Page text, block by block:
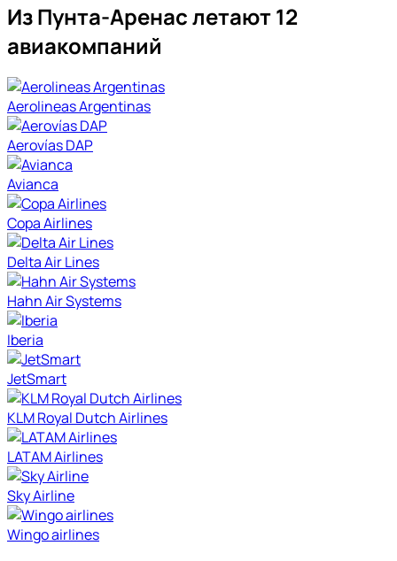
Из Пунта-Аренас летают 12
авиакомпаний
Aerolineas Argentinas
Aerovías DAP
Avianca
Copa Airlines
Delta Air Lines
Hahn Air Systems
Iberia
JetSmart
KLM Royal Dutch Airlines
LATAM Airlines
Sky Airline
Wingo airlines